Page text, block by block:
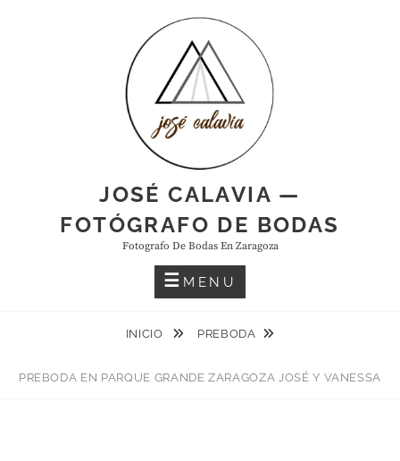
JOSÉ CALAVIA —
FOTÓGRAFO DE BODAS
Fotografo De Bodas En Zaragoza
MENU
INICIO PREBODA
PREBODA EN PARQUE GRANDE ZARAGOZA JOSÉ Y VANESSA